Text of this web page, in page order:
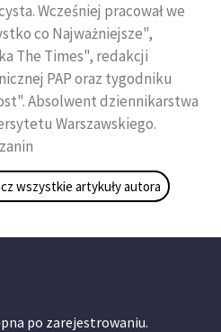
Wcześniej pracował we
co Najważniejsze",
The Times", redakcji
PAP oraz tygodniku
Absolwent dziennikarstwa
Warszawskiego.
wszystkie artykuły autora
po zarejestrowaniu.